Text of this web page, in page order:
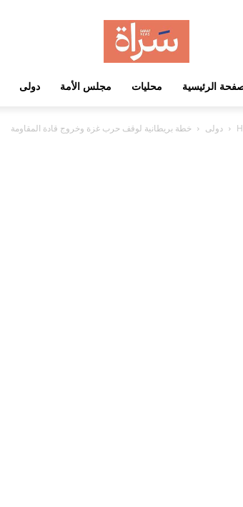
الرئيسية محليات مجلس الأمة دولى
دولى خطة بريطانية لوقف حرب غزة وخروج قادة المقاومة